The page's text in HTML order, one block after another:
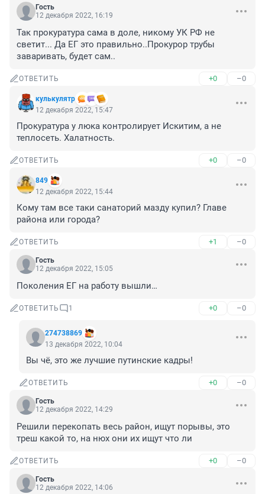
Гость
12 декабря 2022, 16:19
Так прокуратура сама в доле, никому УК РФ не
светит... Да ЕГ это правильно..Прокурор трубы
заваривать, будет сам..
ОТВЕТИТЬ +0 –0
кулькулятр
12 декабря 2022, 15:47
Прокуратура у люка контролирует Искитим, а не
теплосеть. Халатность.
ОТВЕТИТЬ +0 –0
849
12 декабря 2022, 15:44
Кому там все таки санаторий мазду купил? Главе
района или города?
ОТВЕТИТЬ +1 –0
Гость
12 декабря 2022, 15:05
Поколения ЕГ на работу вышли…
ОТВЕТИТЬ 1 +0 –0
274738869
13 декабря 2022, 10:04
Вы чё, это же лучшие путинские кадры!
ОТВЕТИТЬ +0 –0
Гость
12 декабря 2022, 14:29
Решили перекопать весь район, ищут порывы, это
треш какой то, на нюх они их ищут что ли
ОТВЕТИТЬ +0 –0
Гость
12 декабря 2022, 14:06